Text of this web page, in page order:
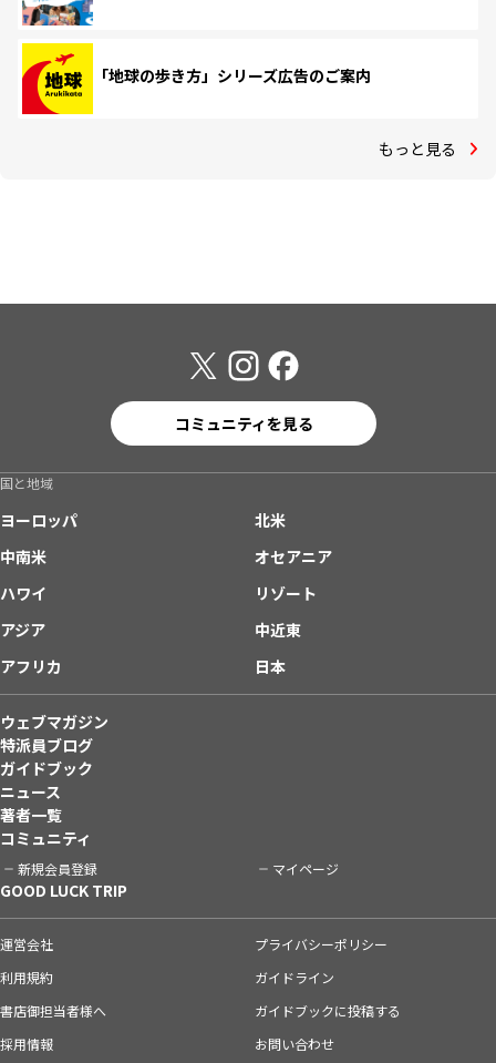
「地球の歩き方」シリーズ広告のご案内
もっと見る
コミュニティを見る
国と地域
ヨーロッパ
北米
中南米
オセアニア
ハワイ
リゾート
アジア
中近東
アフリカ
日本
ウェブマガジン
特派員ブログ
ガイドブック
ニュース
著者一覧
コミュニティ
新規会員登録 マイページ
GOOD LUCK TRIP
運営会社
プライバシーポリシー
利用規約
ガイドライン
書店御担当者様へ
ガイドブックに投稿する
採用情報
お問い合わせ